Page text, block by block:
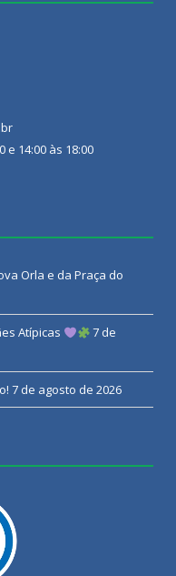
e 14:00 às 18:00
Orla e da Praça do
Atípicas
7 de
7 de agosto de 2026